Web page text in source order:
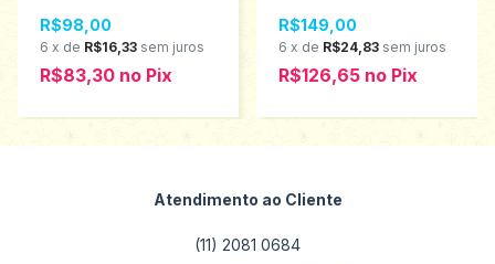
R$98,00
6 x de R$16,33 sem juros
R$83,30 no Pix
3 2000104
R$149,00
6 x de R$24,83 sem juros
R$126,65 no Pix
Atendimento ao Cliente
(11) 2081 0684